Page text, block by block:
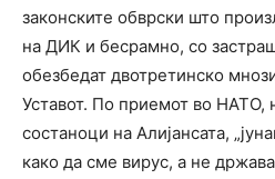
законските обврски што
на ДИК и бесрамно, со
обезбедат двотретинско
Уставот. По приемот во НАТО,
состаноци на Алијансата,
како да сме вирус, а не